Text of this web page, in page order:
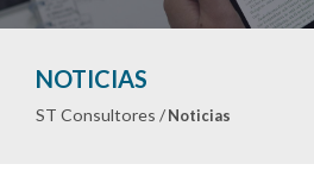
NOTICIAS
ST Consultores /Noticias